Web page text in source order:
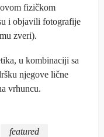
fizičkom
i objavili fotografije
zveri).
u kombinaciji sa
njegove lične
vrhuncu.
featured